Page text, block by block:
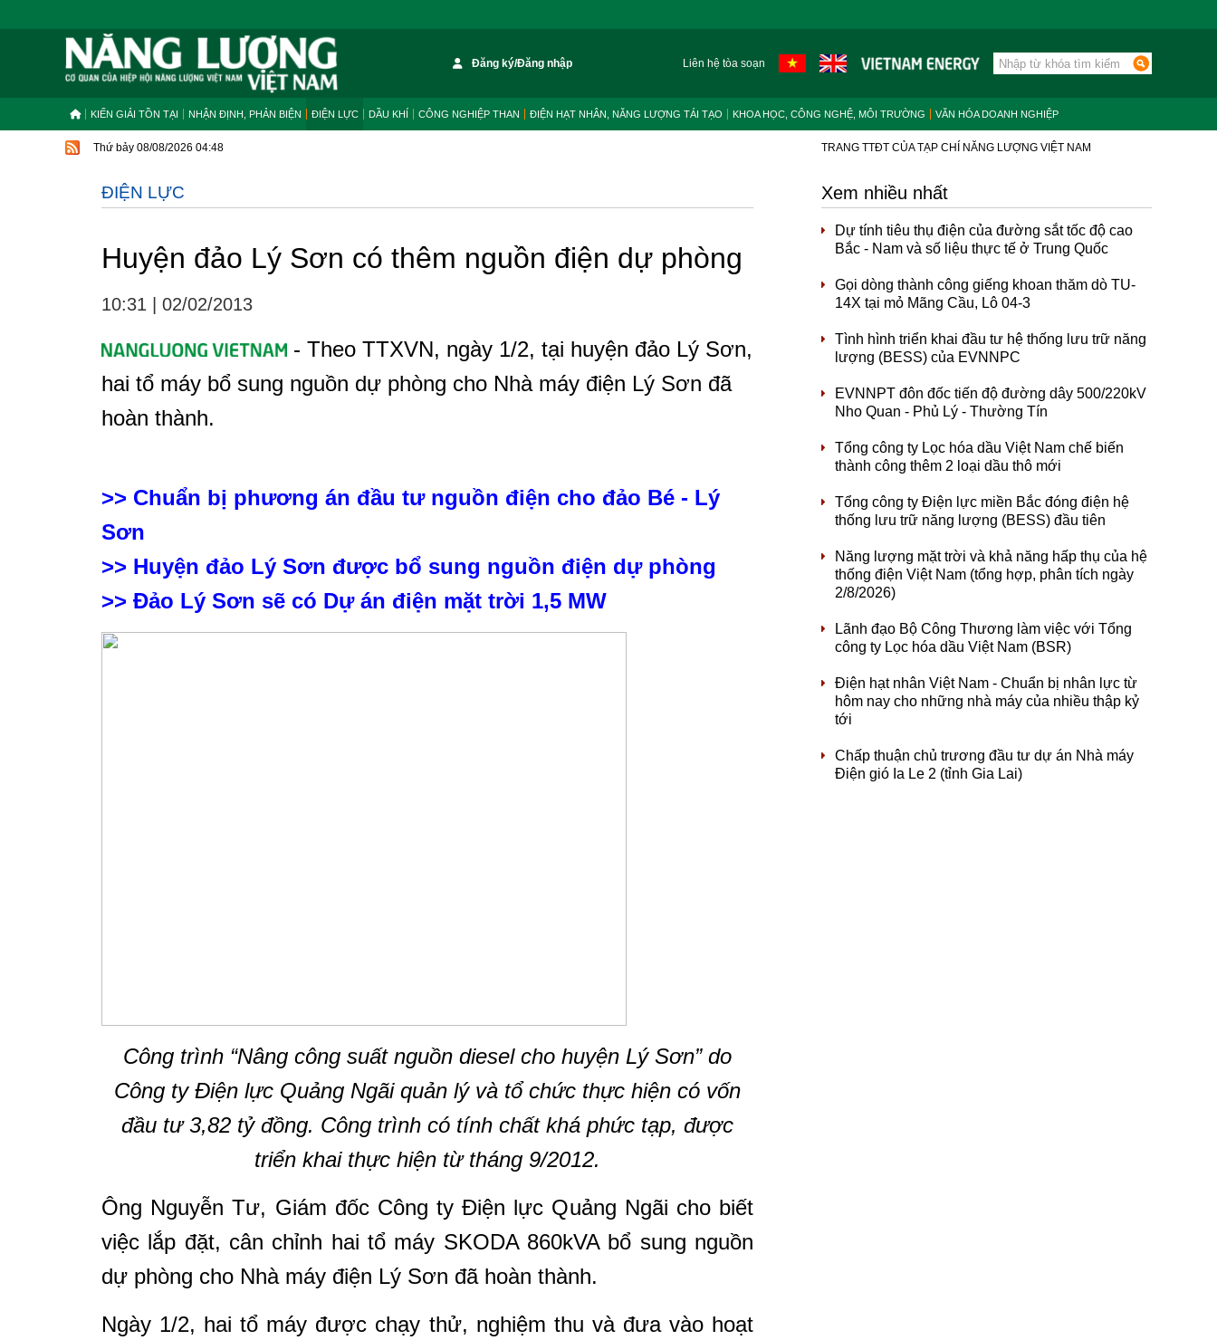
Đăng ký/Đăng nhập Liên hệ tòa soạn
KIẾN GIẢI TỒN TẠI NHẬN ĐỊNH, PHẢN BIỆN ĐIỆN LỰC DẦU KHÍ CÔNG NGHIỆP THAN ĐIỆN HẠT NHÂN, NĂNG LƯỢNG TÁI TẠO KHOA HỌC, CÔNG NGHỆ, MÔI TRƯỜNG VĂN HÓA DOANH NGHIỆP
Thứ bảy 08/08/2026 04:48 TRANG TTĐT CỦA TẠP CHÍ NĂNG LƯỢNG VIỆT NAM
ĐIỆN LỰC
Huyện đảo Lý Sơn có thêm nguồn điện dự phòng
10:31 02/02/2013
- Theo TTXVN, ngày 1/2, tại huyện đảo Lý Sơn,
hai tổ máy bổ sung nguồn dự phòng cho Nhà máy điện Lý Sơn đã
hoàn thành.
>> Chuẩn bị phương án đầu tư nguồn điện cho đảo Bé - Lý
Sơn
>> Huyện đảo Lý Sơn được bổ sung nguồn điện dự phòng
>> Đảo Lý Sơn sẽ có Dự án điện mặt trời 1,5 MW
Công trình “Nâng công suất nguồn diesel cho huyện Lý Sơn” do
Công ty Điện lực Quảng Ngãi quản lý và tổ chức thực hiện có vốn
đầu tư 3,82 tỷ đồng. Công trình có tính chất khá phức tạp, được
triển khai thực hiện từ tháng 9/2012.
Ông Nguyễn Tư, Giám đốc Công ty Điện lực Quảng Ngãi cho biết
việc lắp đặt, cân chỉnh hai tổ máy SKODA 860kVA bổ sung nguồn
dự phòng cho Nhà máy điện Lý Sơn đã hoàn thành.
Ngày 1/2, hai tổ máy được chạy thử, nghiệm thu và đưa vào hoạt
Xem nhiều nhất
Dự tính tiêu thụ điện của đường sắt tốc độ cao
Bắc - Nam và số liệu thực tế ở Trung Quốc
Gọi dòng thành công giếng khoan thăm dò TU-
14X tại mỏ Mãng Cầu, Lô 04-3
Tình hình triển khai đầu tư hệ thống lưu trữ năng
lượng (BESS) của EVNNPC
EVNNPT đôn đốc tiến độ đường dây 500/220kV
Nho Quan - Phủ Lý - Thường Tín
Tổng công ty Lọc hóa dầu Việt Nam chế biến
thành công thêm 2 loại dầu thô mới
Tổng công ty Điện lực miền Bắc đóng điện hệ
thống lưu trữ năng lượng (BESS) đầu tiên
Năng lượng mặt trời và khả năng hấp thụ của hệ
thống điện Việt Nam (tổng hợp, phân tích ngày
2/8/2026)
Lãnh đạo Bộ Công Thương làm việc với Tổng
công ty Lọc hóa dầu Việt Nam (BSR)
Điện hạt nhân Việt Nam - Chuẩn bị nhân lực từ
hôm nay cho những nhà máy của nhiều thập kỷ
tới
Chấp thuận chủ trương đầu tư dự án Nhà máy
Điện gió Ia Le 2 (tỉnh Gia Lai)